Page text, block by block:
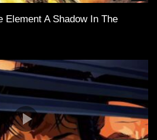
Element A Shadow In The